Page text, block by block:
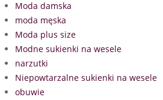
Moda damska
moda męska
Moda plus size
Modne sukienki na wesele
narzutki
Niepowtarzalne sukienki na wesele
obuwie